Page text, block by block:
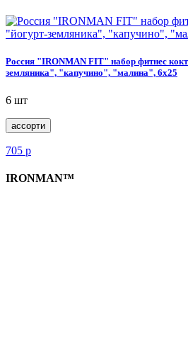
Россия "IRONMAN FIT" набор фитнес
земляника", "капучино", "малина", 6x25
6 шт
ассорти
705 р
IRONMAN™